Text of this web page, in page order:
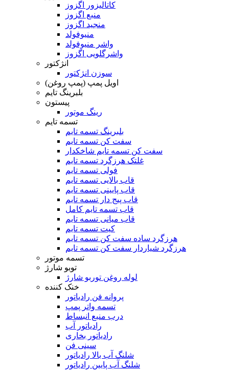
کاتالیزور اگزوز
منبع اگزوز
منجید اگزوز
منیوفولد
واشر منیوفولد
واشرگلویی اگزوز
انژکتور
سوزن انژکتور
اویل پمپ (پمپ روغن)
بلبرینگ تایم
پیستون
رینگ موتور
تسمه تایم
بلبرینگ تسمه تایم
سفت کن تسمه تایم
سفت کن تسمه تایم شاخکدار
غلتک هرزگرد تسمه تایم
فولی تسمه تایم
قاب بالایی تسمه تایم
قاب پایینی تسمه تایم
قاب پیج دار تسمه تایم
قاب تسمه تایم کامل
قاب میانی تسمه تایم
کیت تسمه تایم
هرزگرد ساده سفت کن تسمه تایم
هرزگرد شیاردار سفت کن تسمه تایم
تسمه موتور
توبو شارژ
لوله روغن توربو شارژ
خنک کننده
پروانه فن رادیاتور
تسمه واتر پمپ
درب منبع انبساط
رادیاتور آب
رادیاتور بخاری
سینی فن
شلنگ آب بالا رادیاتور
شلنگ آب پایین رادیاتور